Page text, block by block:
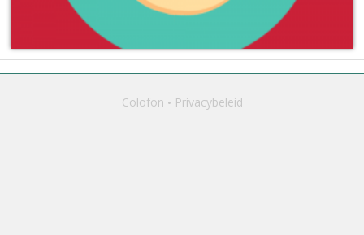
Colofon Privacybeleid